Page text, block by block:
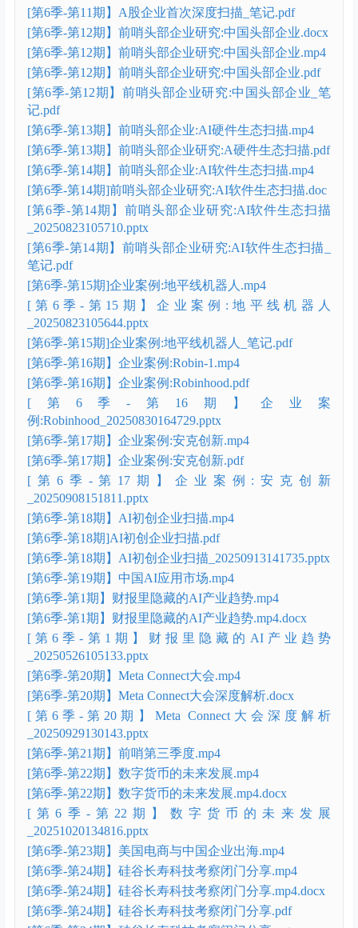
[第6季-第11期】A股企业首次深度扫描_笔记.pdf
[第6季-第12期】前哨头部企业研究:中国头部企业.docx
[第6季-第12期】前哨头部企业研究:中国头部企业.mp4
[第6季-第12期】前哨头部企业研究:中国头部企业.pdf
[第6季-第12期】前哨头部企业研究:中国头部企业_笔
记.pdf
[第6季-第13期】前哨头部企业:AI硬件生态扫描.mp4
[第6季-第13期】前哨头部企业研究:A硬件生态扫描.pdf
[第6季-第14期】前哨头部企业:AI软件生态扫描.mp4
[第6季-第14期]前哨头部企业研究:AI软件生态扫描.doc
[第6季-第14期】前哨头部企业研究:AI软件生态扫描
_20250823105710.pptx
[第6季-第14期】前哨头部企业研究:AI软件生态扫描_
笔记.pdf
[第6季-第15期]企业案例:地平线机器人.mp4
[第6季-第15期】企业案例:地平线机器人
_20250823105644.pptx
[第6季-第15期]企业案例:地平线机器人_笔记.pdf
[第6季-第16期】企业案例:Robin-1.mp4
[第6季-第16期】企业案例:Robinhood.pdf
[第6季-第16期】企业案
例:Robinhood_20250830164729.pptx
[第6季-第17期】企业案例:安克创新.mp4
[第6季-第17期】企业案例:安克创新.pdf
[第6季-第17期】企业案例:安克创新
_20250908151811.pptx
[第6季-第18期】AI初创企业扫描.mp4
[第6季-第18期]AI初创企业扫描.pdf
[第6季-第18期】AI初创企业扫描_20250913141735.pptx
[第6季-第19期】中国AI应用市场.mp4
[第6季-第1期】财报里隐藏的AI产业趋势.mp4
[第6季-第1期】财报里隐藏的AI产业趋势.mp4.docx
[第6季-第1期】财报里隐藏的AI产业趋势
_20250526105133.pptx
[第6季-第20期】Meta Connect大会.mp4
[第6季-第20期】Meta Connect大会深度解析.docx
[第6季-第20期】Meta Connect大会深度解析
_20250929130143.pptx
[第6季-第21期】前哨第三季度.mp4
[第6季-第22期】数字货币的未来发展.mp4
[第6季-第22期】数字货币的未来发展.mp4.docx
[第6季-第22期】数字货币的未来发展
_20251020134816.pptx
[第6季-第23期】美国电商与中国企业出海.mp4
[第6季-第24期】硅谷长寿科技考察闭门分享.mp4
[第6季-第24期】硅谷长寿科技考察闭门分享.mp4.docx
[第6季-第24期】硅谷长寿科技考察闭门分享.pdf